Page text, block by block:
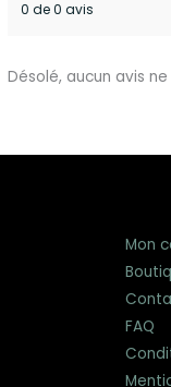
0 de 0 avis
Désolé, aucun avis
Mon
FAQ